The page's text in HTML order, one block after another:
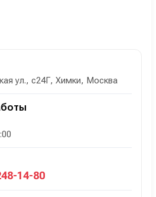
ул., с24Г, Химки, Москва
14-80